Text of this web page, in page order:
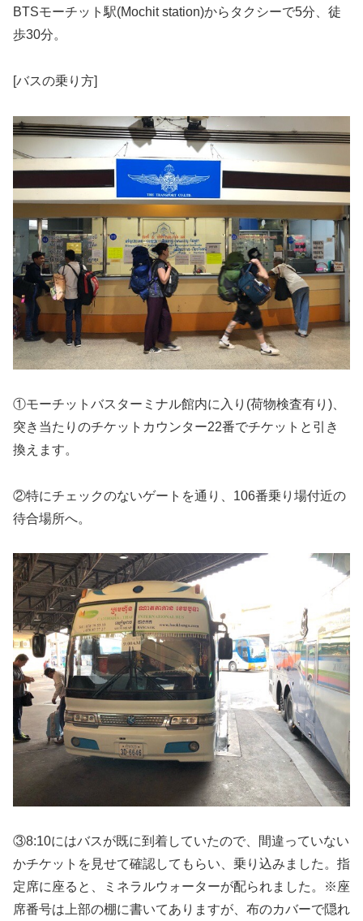
BTSモーチット駅(Mochit station)からタクシーで5分、徒
歩30分。
[バスの乗り方]
①モーチットバスターミナル館内に入り(荷物検査有り)、
突き当たりのチケットカウンター22番でチケットと引き
換えます。
②特にチェックのないゲートを通り、106番乗り場付近の
待合場所へ。
③8:10にはバスが既に到着していたので、間違っていない
かチケットを見せて確認してもらい、乗り込みました。指
定席に座ると、ミネラルウォーターが配られました。※座
席番号は上部の棚に書いてありますが、布のカバーで隠れ